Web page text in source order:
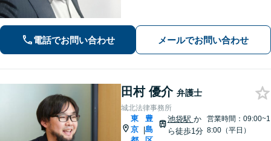
を1日でも早く解消できるよう尽力しま
す。お気軽にご相談ください【Web相
電話でお問い合わせ メールでお問い合わせ
田村 優介 弁護士
城北法律事務所
東
京 |
豊
島
池袋駅 か
ら徒歩1分
営業時間：09:00~1
8:00（平日）